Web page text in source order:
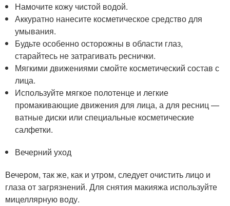
Намочите кожу чистой водой.
Аккуратно нанесите косметическое средство для
умывания.
Будьте особенно осторожны в области глаз,
старайтесь не затрагивать реснички.
Мягкими движениями смойте косметический состав с
лица.
Используйте мягкое полотенце и легкие
промакивающие движения для лица, а для ресниц —
ватные диски или специальные косметические
салфетки.
Вечерний уход
Вечером, так же, как и утром, следует очистить лицо и
глаза от загрязнений. Для снятия макияжа используйте
мицеллярную воду.